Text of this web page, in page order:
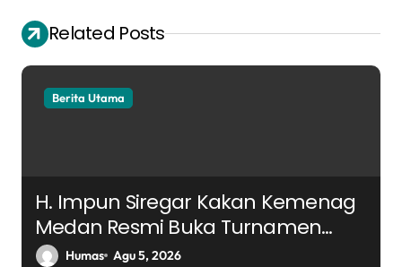
g
a
s
Related Posts
Berita Utama
H. Impun Siregar Kakan Kemenag
Medan Resmi Buka Turnamen
Futsal K3MA, Pererat Silaturahmi
Humas Agu 5, 2026